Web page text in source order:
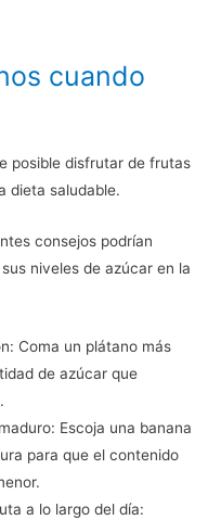
cuando
posible disfrutar de frutas
dieta saludable.
consejos podrían
niveles de azúcar en la
Coma un plátano más
de azúcar que
Escoja una banana
para que el contenido
a lo largo del día: